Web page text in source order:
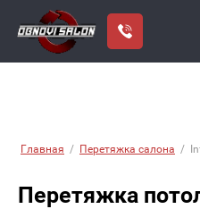
Главная / Перетяжка салона /
Перетяжка